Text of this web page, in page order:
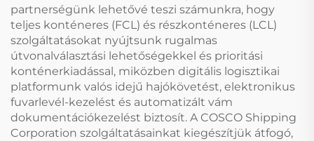
partnerségünk lehetővé teszi számunkra, hogy
teljes konténeres (FCL) és részkonténeres (LCL)
szolgáltatásokat nyújtsunk rugalmas
útvonalválasztási lehetőségekkel és prioritási
konténerkiadással, miközben digitális logisztikai
platformunk valós idejű hajókövetést, elektronikus
fuvarlevél-kezelést és automatizált vám
dokumentációkezelést biztosít. A COSCO Shipping
Corporation szolgáltatásainkat kiegészítjük átfogó,